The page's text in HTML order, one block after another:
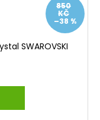
850
KČ
–38 %
SWAROVSKI